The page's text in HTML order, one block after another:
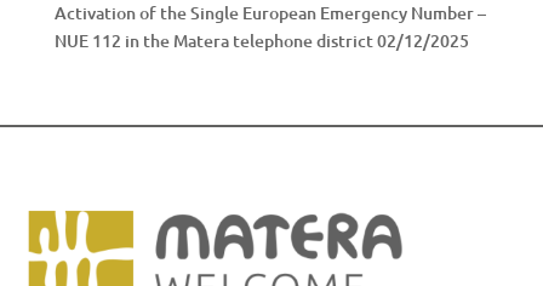
Activation of the Single European Emergency Number –
NUE 112 in the Matera telephone district02/12/2025